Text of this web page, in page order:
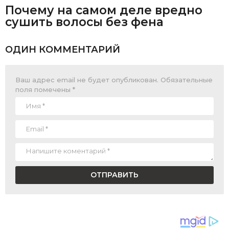
Почему на самом деле вредно
сушить волосы без фена
ОДИН КОММЕНТАРИЙ
Ваш адрес email не будет опубликован. Обязательные
поля помечены *